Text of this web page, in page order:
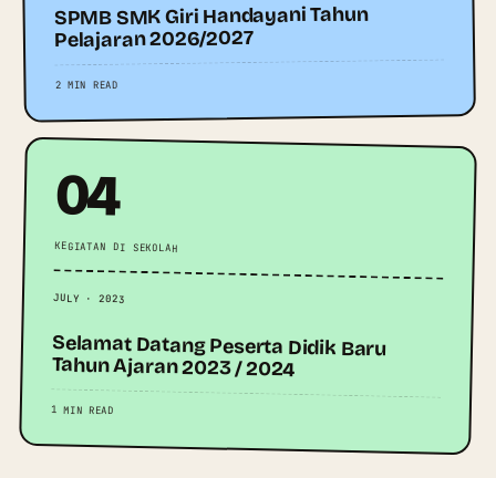
SPMB SMK Giri Handayani Tahun
Pelajaran 2026/2027
2 MIN READ
04
KEGIATAN DI SEKOLAH
JULY · 2023
Selamat Datang Peserta Didik Baru
Tahun Ajaran 2023 / 2024
1 MIN READ